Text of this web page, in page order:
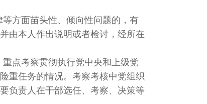
方面苗头性、倾向性问题的，有
由本人作出说明或者检讨，经所在
点考察贯彻执行党中央和上级党
重任务的情况。考察考核中党组织
负责人在干部选任、考察、决策等